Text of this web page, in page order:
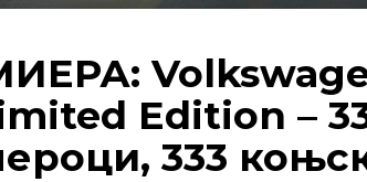
Edition –
333